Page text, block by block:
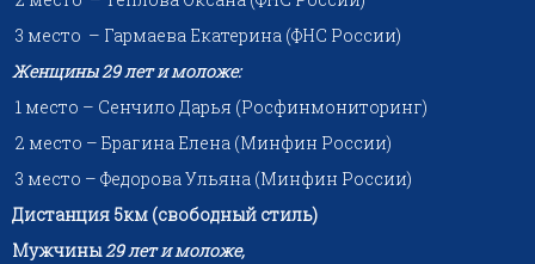
3 место – Гармаева Екатерина (ФНС России)
Женщины 29 лет и моложе:
1 место – Сенчило Дарья (Росфинмониторинг)
2 место – Брагина Елена (Минфин России)
3 место – Федорова Ульяна (Минфин России)
Дистанция 5км (свободный стиль)
Мужчины29 лет и моложе,